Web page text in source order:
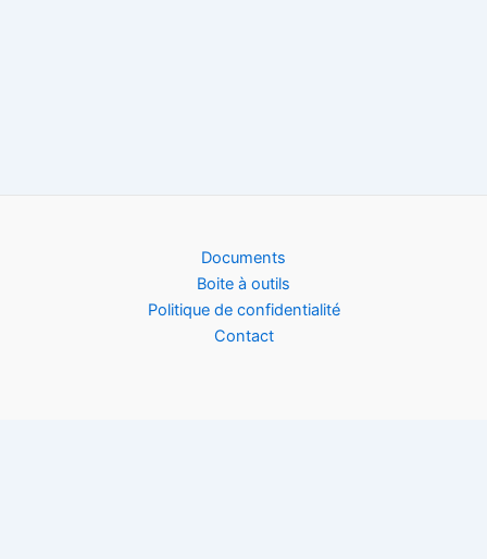
Documents
Boite à outils
Politique de confidentialité
Contact